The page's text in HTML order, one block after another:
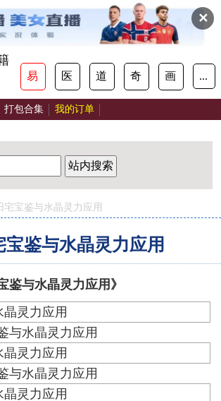
✕
易 医 道 奇 画 ...
打包合集 我的订单
站内搜索
宅宝鉴与水晶灵力应用
宝鉴与水晶灵力应用
鉴与水晶灵力应用》
与水晶灵力应用
与水晶灵力应用